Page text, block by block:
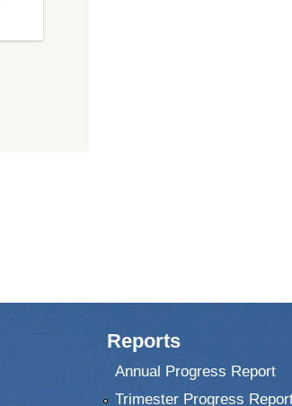
Reports
Annual Progress Report
Trimester Progress